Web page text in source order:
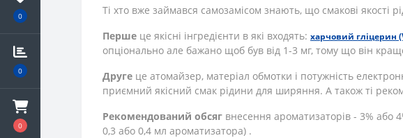
0
0
0
Ті хто вже займався самозамісом знають, що смакові якості
Перше це якісні інгредієнти в які входять: харчовий гліцерин
опціонально але бажано щоб був від 1-3 мг, тому що він
Друге це атомайзер, матеріал обмотки і потужність
приємний якісний смак рідини для ширяння. А також ті
Рекомендований обсяг внесення ароматизаторів - 3% або
0,3 або 0,4 мл ароматизатора) .